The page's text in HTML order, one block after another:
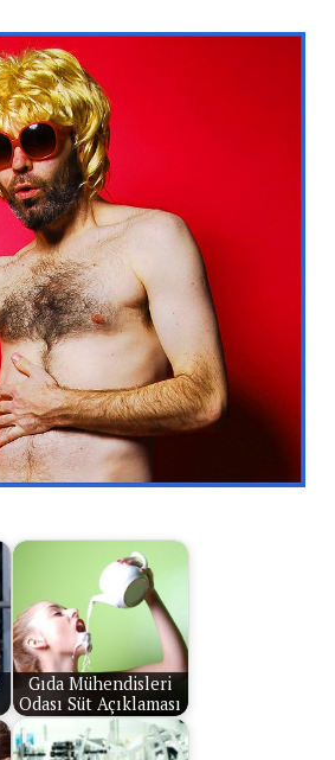
Gıda Mühendisleri
Odası Süt Açıklaması